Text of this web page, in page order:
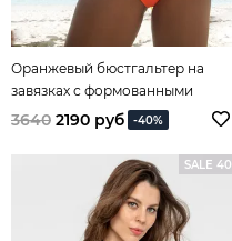
Оранжевый бюстгальтер на
завязках с формованными
чашками из коллекции Spirit of
3640 2190 руб -40%
SALE 40